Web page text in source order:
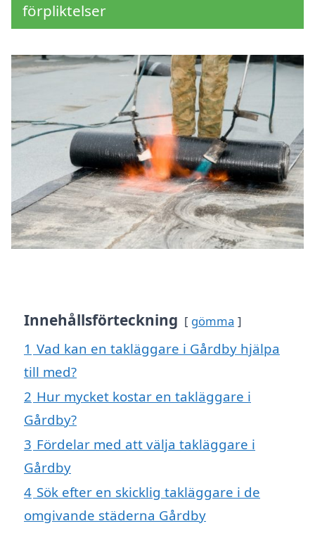
förpliktelser
Innehållsförteckning gömma
1 Vad kan en takläggare i Gårdby hjälpa
till med?
2 Hur mycket kostar en takläggare i
Gårdby?
3 Fördelar med att välja takläggare i
Gårdby
4 Sök efter en skicklig takläggare i de
omgivande städerna Gårdby